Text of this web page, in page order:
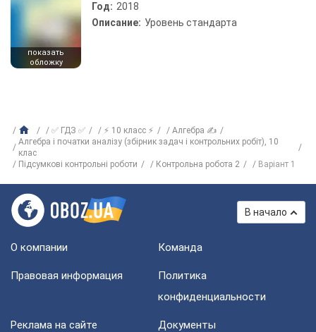
показать
обложку
Год: 2018
Описание: Уровень стандарта
✅ ГДЗ ✅ ⚡ 10 класс ⚡
Алгебра ✍
Алгебра і початки аналізу (збірник задач і контрольних робіт), 10
клас
Підсумкові контрольні роботи
Контрольна робота 2 Варіант 1
В начало
О компании Команда
Правовая информация
Политика
конфиденциальности
Реклама на сайте Документы